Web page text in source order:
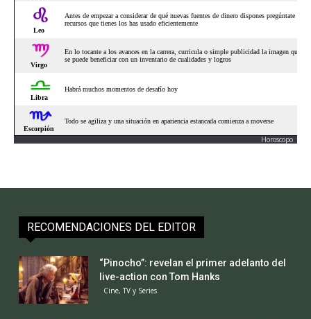
Horoscopo
RECOMENDACIONES DEL EDITOR
“Pinocho”: revelan el primer adelanto del
live-action con Tom Hanks
Cine, TV y Series